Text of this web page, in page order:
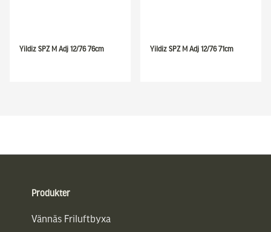
Yildiz SPZ M Adj 12/76 76cm Yildiz SPZ M Adj 12/76 71cm
Produkter
Vännäs Friluftbyxa